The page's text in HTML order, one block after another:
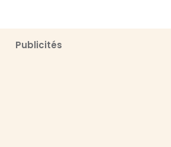
Publicités